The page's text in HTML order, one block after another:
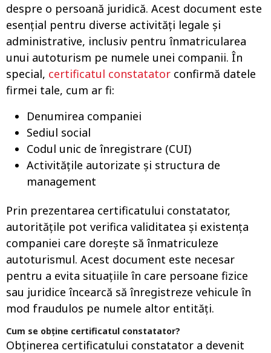
despre o persoană juridică. Acest document este
esențial pentru diverse activități legale și
administrative, inclusiv pentru înmatricularea
unui autoturism pe numele unei companii. În
special, certificatul constatator confirmă datele
firmei tale, cum ar fi:
Denumirea companiei
Sediul social
Codul unic de înregistrare (CUI)
Activitățile autorizate și structura de
management
Prin prezentarea certificatului constatator,
autoritățile pot verifica validitatea și existența
companiei care dorește să înmatriculeze
autoturismul. Acest document este necesar
pentru a evita situațiile în care persoane fizice
sau juridice încearcă să înregistreze vehicule în
mod fraudulos pe numele altor entități.
Cum se obține certificatul constatator?
Obținerea certificatului constatator a devenit